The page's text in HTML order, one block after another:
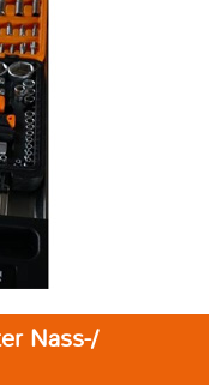
Nass-/